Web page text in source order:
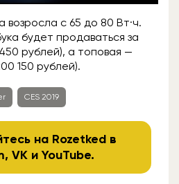
возросла с 65 до 80 Вт·ч.
будет продаваться за
рублей), а топовая —
150 рублей).
CES 2019
на Rozetked в
,VK иYouTube.